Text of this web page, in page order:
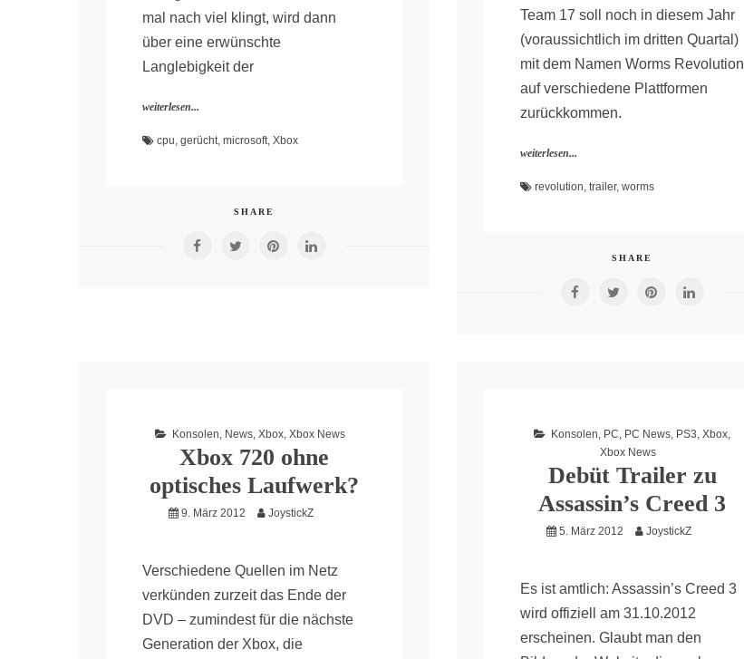
mal nach viel klingt, wird dann
über eine erwünschte
Langlebigkeit der
weiterlesen...
cpu, gerücht, microsoft, Xbox
SHARE
Team 17 soll noch in diesem Jahr
(voraussichtlich im dritten Quartal)
mit dem Namen Worms Revolution
auf verschiedene Plattformen
zurückkommen.
weiterlesen...
revolution, trailer, worms
SHARE
Konsolen, News, Xbox, Xbox News
Xbox 720 ohne
optisches Laufwerk?
9. März 2012 JoystickZ
Verschiedene Quellen im Netz
verkünden zurzeit das Ende der
DVD – zumindest für die nächste
Generation der Xbox, die
Konsolen, PC, PC News, PS3, Xbox,
Xbox News
Debüt Trailer zu
Assassin’s Creed 3
5. März 2012 JoystickZ
Es ist amtlich: Assassin’s Creed 3
wird offiziell am 31.10.2012
erscheinen. Glaubt man den